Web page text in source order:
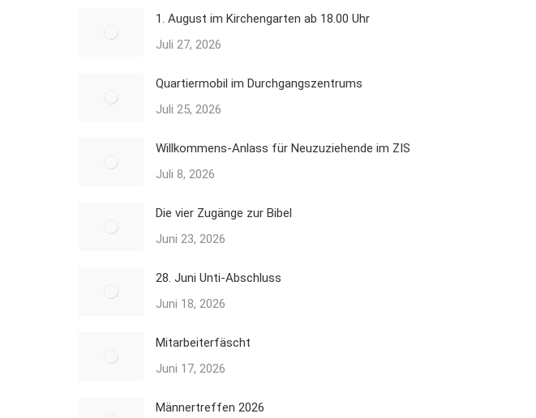
1. August im Kirchengarten ab 18.00 Uhr
Juli 27, 2026
Quartiermobil im Durchgangszentrums
Juli 25, 2026
Willkommens-Anlass für Neuzuziehende im ZIS
Juli 8, 2026
Die vier Zugänge zur Bibel
Juni 23, 2026
28. Juni Unti-Abschluss
Juni 18, 2026
Mitarbeiterfäscht
Juni 17, 2026
Männertreffen 2026